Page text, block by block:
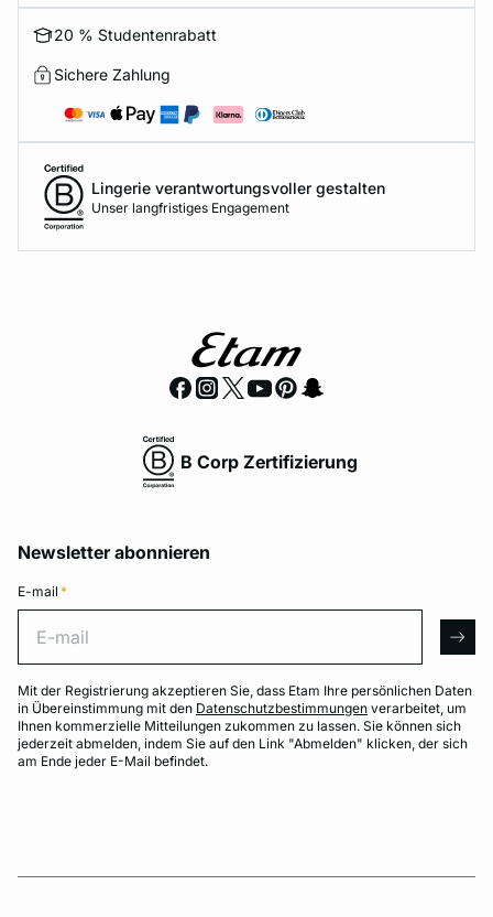
20 % Studentenrabatt
Sichere Zahlung
Lingerie verantwortungsvoller gestalten
Unser langfristiges Engagement
B Corp Zertifizierung
Newsletter abonnieren
E-mail *
Mit der Registrierung akzeptieren Sie, dass Etam Ihre persönlichen Daten
in Übereinstimmung mit den Datenschutzbestimmungen verarbeitet, um
Ihnen kommerzielle Mitteilungen zukommen zu lassen. Sie können sich
jederzeit abmelden, indem Sie auf den Link "Abmelden" klicken, der sich
am Ende jeder E-Mail befindet.